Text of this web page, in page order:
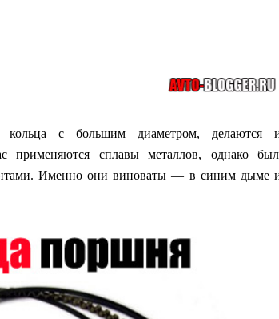
с большим диаметром, делаются
применяются сплавы металлов, однако
Именно они виноваты — в синим дыме